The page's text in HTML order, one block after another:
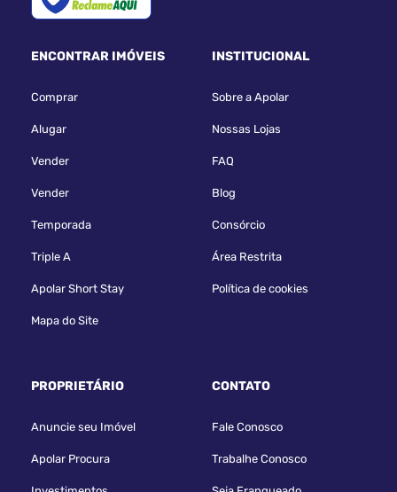
ENCONTRAR IMÓVEIS
Comprar
Alugar
Vender
Vender
Temporada
Triple A
Apolar Short Stay
Mapa do Site
INSTITUCIONAL
Sobre a Apolar
Nossas Lojas
FAQ
Blog
Consórcio
Área Restrita
Política de cookies
PROPRIETÁRIO
Anuncie seu Imóvel
Apolar Procura
CONTATO
Fale Conosco
Trabalhe Conosco